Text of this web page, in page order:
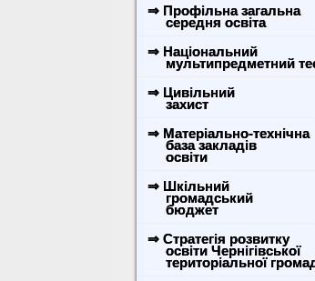
⇒ Профільна загальна
середня освіта
⇒ Національний
мультипредметний
⇒ Цивільний
захист
⇒ Матеріально-технічна
база закладів
освіти
⇒ Шкільний
громадський
бюджет
⇒ Стратегія розвитку
освіти Чернігівської
територіальної